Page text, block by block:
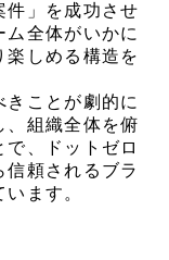
件」を成功させ
ム全体がいかに
楽しめる構造を
ことが劇的に
、組織全体を俯
、ドットゼロ
信頼されるブラ
ます。